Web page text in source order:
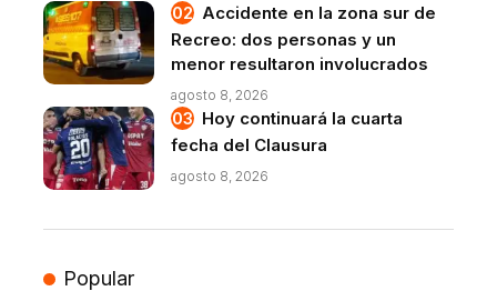
Accidente en la zona sur de
Recreo: dos personas y un
menor resultaron involucrados
agosto 8, 2026
Hoy continuará la cuarta
fecha del Clausura
agosto 8, 2026
Popular